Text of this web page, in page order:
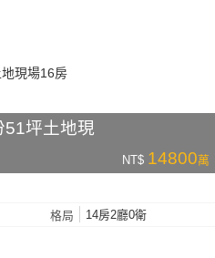
51坪土地現
NT$ 14800萬
格局 14房2廳0衛